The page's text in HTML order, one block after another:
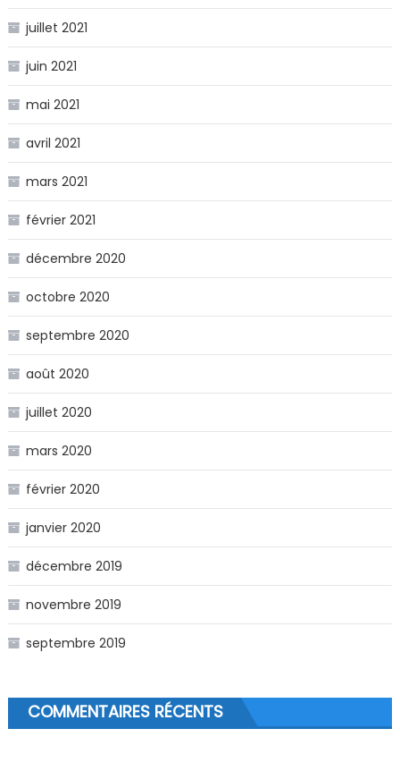
juillet 2021
juin 2021
mai 2021
avril 2021
mars 2021
février 2021
décembre 2020
octobre 2020
septembre 2020
août 2020
juillet 2020
mars 2020
février 2020
janvier 2020
décembre 2019
novembre 2019
septembre 2019
COMMENTAIRES RÉCENTS